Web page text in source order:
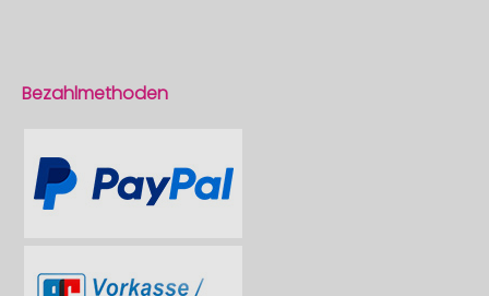
Bezahlmethoden